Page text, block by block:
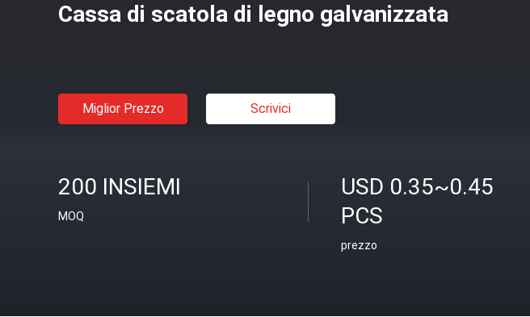
Cassa di scatola di legno galvanizzata
Miglior Prezzo Scrivici
200 INSIEMI
MOQ
USD 0.35~0.45
PCS
prezzo